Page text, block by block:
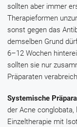
sollten aber immer
Therapieformen
sonst gegen das
demselben Grund
6–12 Wochen
sollten sie nur
Präparaten
Systemische
der Acne conglobata,
Einzeltherapie mit